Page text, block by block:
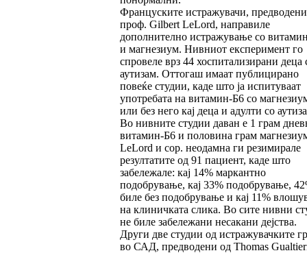
Француските истражувачи,
проф. Gilbert LeLord, направиле
дополнително истражување со
и магнезиум. Нивниот експеримент го
спровеле врз 44 хоспитализирани деца
аутизам. Оттогаш имаат публицирано
повеќе студии, каде што ја испитуваат
употребата на витамин-Б6 со
или без него кај деца и адулти со
Во нивните студии даван е 1 грам
витамин-Б6 и половина грам
LeLord и сор. неодамна ги резимирале
резултатите од 91 пациент, каде што
забележале: кај 14% маркантно
подобрување, кај 33% подобрување,
биле без подобрување и кај 11%
на клиничката слика. Во сите нивни
не биле забележани несакани дејства.
Други две студии од истражувачките
во САД, предводени од Thomas